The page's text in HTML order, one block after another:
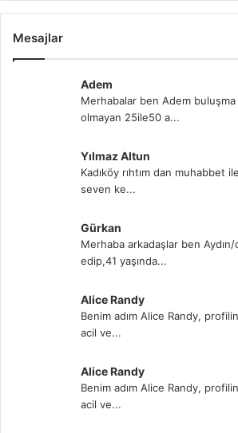
Mesajlar
Adem
Merhabalar ben Adem
olmayan 25ile50 a...
Yılmaz Altun
Kadıköy rıhtım dan muhabbet
seven ke...
Gürkan
Merhaba arkadaşlar ben
edip,41 yaşında...
Alice Randy
Benim adım Alice Randy,
acil ve...
Alice Randy
Benim adım Alice Randy,
acil ve...